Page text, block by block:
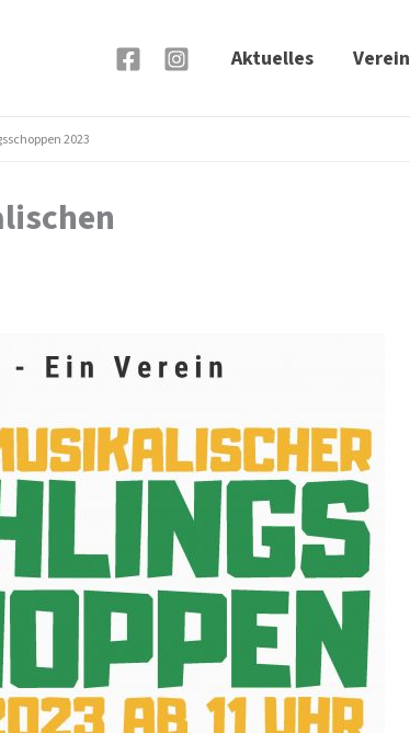
Aktuelles Verein
2023